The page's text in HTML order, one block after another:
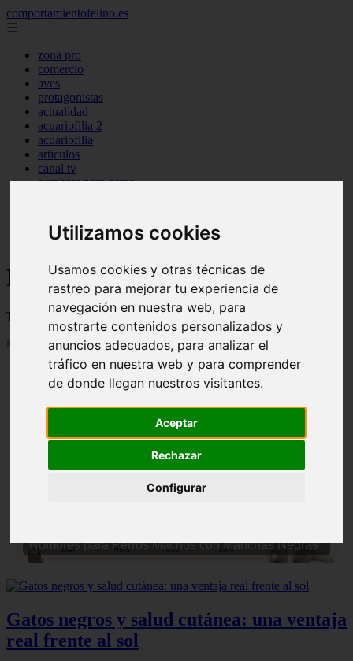
Utilizamos cookies
Usamos cookies y otras técnicas de
rastreo para mejorar tu experiencia de
navegación en nuestra web, para
mostrarte contenidos personalizados y
anuncios adecuados, para analizar el
tráfico en nuestra web y para comprender
de donde llegan nuestros visitantes.
Aceptar
Rechazar
Configurar
comportamientofelino.es
☰
zona pro
comercio
aves
protagonistas
actualidad
acuariofilia 2
acuariofilia
articulos
canal tv
nombres para gatos
uncategorized
zona pro
Blog sobre gatos
Todo sobre gatos, nombres de gatos y razas de gatos
Mostrando 1 - 24 de 2800 artículos
Nombres para Perros Machos con Manchas Negras
Gatos negros y salud cutánea: una ventaja
real frente al sol